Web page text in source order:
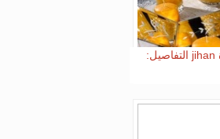
عصير لجزر و لبطاطس من الجارة jihan التفاصيل: